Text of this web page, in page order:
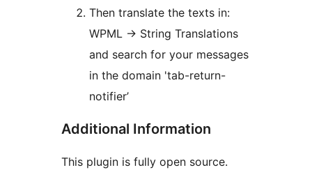
Then translate the texts in:
WPML -> String Translations
and search for your messages
in the domain 'tab-return-
notifier’
Additional Information
This plugin is fully open source.